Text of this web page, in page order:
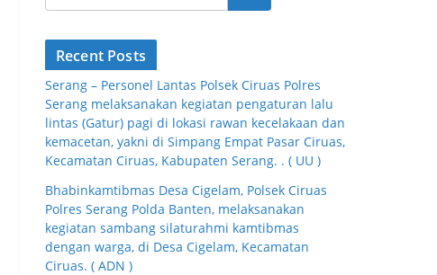
Recent Posts
Serang – Personel Lantas Polsek Ciruas Polres
Serang melaksanakan kegiatan pengaturan lalu
lintas (Gatur) pagi di lokasi rawan kecelakaan dan
kemacetan, yakni di Simpang Empat Pasar Ciruas,
Kecamatan Ciruas, Kabupaten Serang. . ( UU )
Bhabinkamtibmas Desa Cigelam, Polsek Ciruas
Polres Serang Polda Banten, melaksanakan
kegiatan sambang silaturahmi kamtibmas
dengan warga, di Desa Cigelam, Kecamatan
Ciruas. ( ADN )